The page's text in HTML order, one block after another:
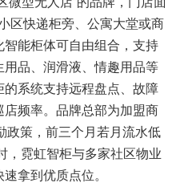
区快递柜旁、公寓大堂或商
能柜体可自由组合，支持
品、润滑液、情趣用品等
系统支持远程盘点、故障
频率。品牌总部为加盟商
政策，前三个月若月流水低
，霓虹智柜与多家社区物业
拿到优质点位。